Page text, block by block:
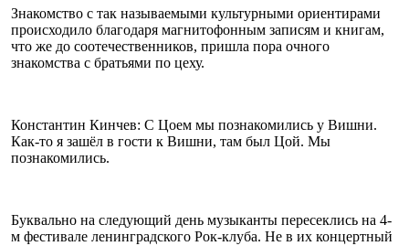
Знакомство с так называемыми культурными ориентирами
происходило благодаря магнитофонным записям и книгам,
что же до соотечественников, пришла пора очного
знакомства с братьями по цеху.
Константин Кинчев: С Цоем мы познакомились у Вишни.
Как-то я зашёл в гости к Вишни, там был Цой. Мы
познакомились.
Буквально на следующий день музыканты пересеклись на 4-
м фестивале ленинградского Рок-клуба. Не в их концертный